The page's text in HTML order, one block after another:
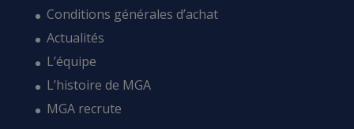
Conditions générales d’achat
Actualités
L’équipe
L’histoire de MGA
MGA recrute